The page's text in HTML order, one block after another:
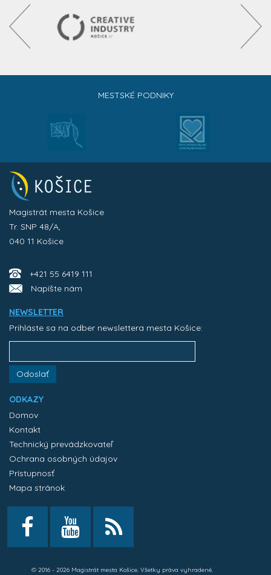
MESTSKÉ PODNIKY
Magistrát mesta Košice
Tr. SNP 48/A,
040 11 Košice
+421 55 6419 111
Napíšte nám
NEWSLETTER
Prihláste sa na odber newslettera mesta Košice:
Odoslať
ODKAZY
Domov
Kontakt
Technický prevádzkovateľ
Ochrana osobných údajov
Prístupnosť
Mapa stránok
© 2016 - 2026 Magistrát mesta Košice. Všetky práva vyhradené.